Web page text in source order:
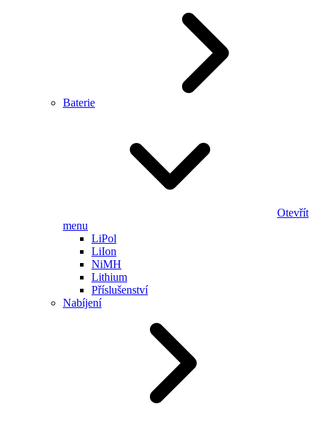
Baterie
Otevřít
menu
LiPol
LiIon
NiMH
Lithium
Příslušenství
Nabíjení